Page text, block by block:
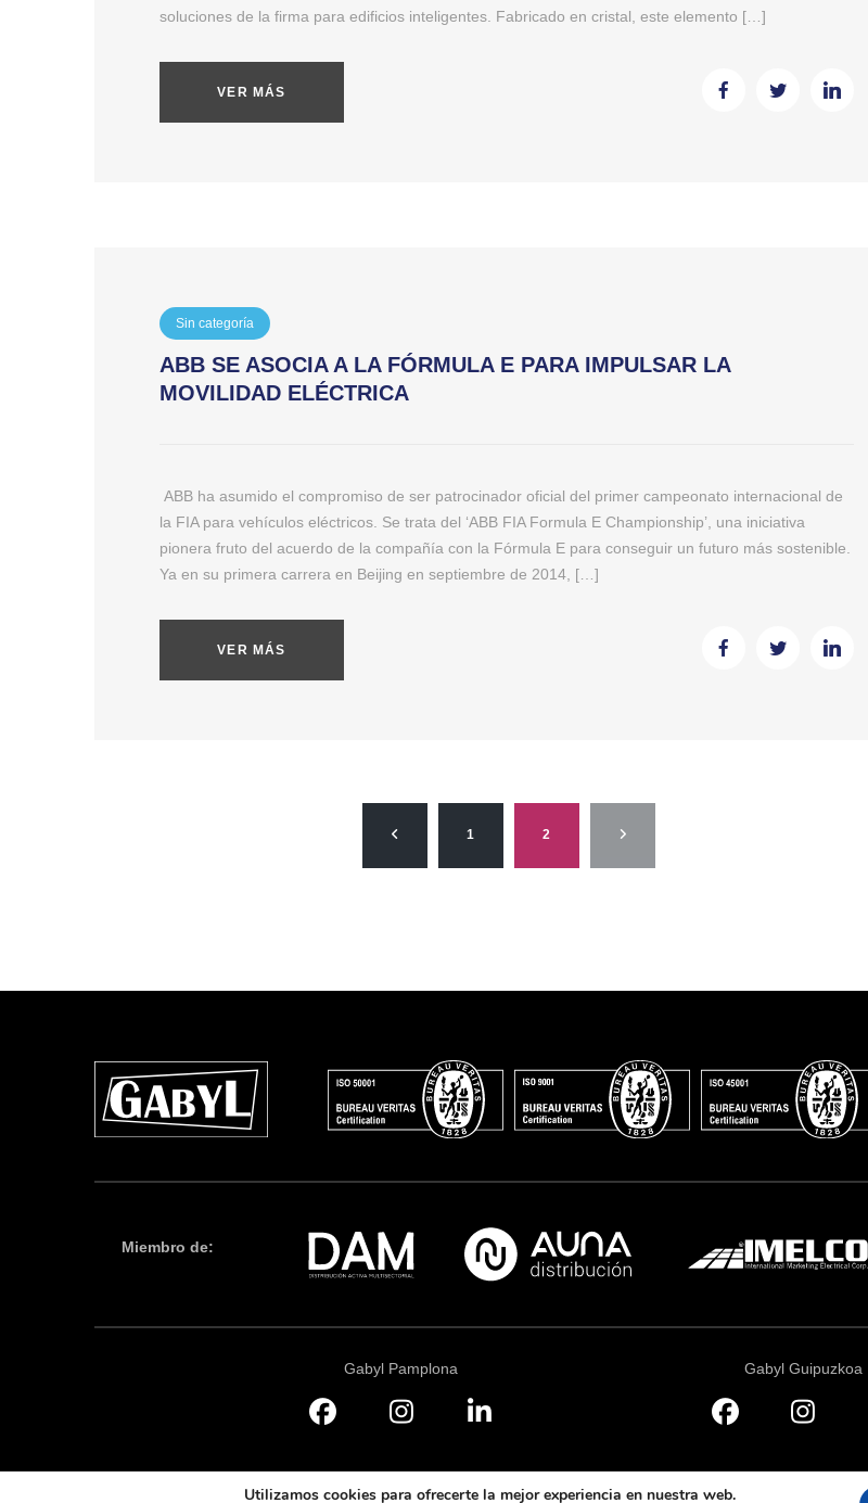
soluciones de la firma para edificios inteligentes. Fabricado en cristal, este elemento […]
VER MÁS
Sin categoría
ABB SE ASOCIA A LA FÓRMULA E PARA IMPULSAR LA
MOVILIDAD ELÉCTRICA
ABB ha asumido el compromiso de ser patrocinador oficial del primer campeonato internacional de
la FIA para vehículos eléctricos. Se trata del ‘ABB FIA Formula E Championship’, una iniciativa
pionera fruto del acuerdo de la compañía con la Fórmula E para conseguir un futuro más sostenible.
Ya en su primera carrera en Beijing en septiembre de 2014, […]
VER MÁS
1 2
Miembro de:
Gabyl Pamplona Gabyl Guipuzkoa
Utilizamos cookies para ofrecerte la mejor experiencia en nuestra web.